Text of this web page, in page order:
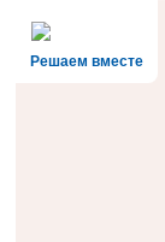
Решаем вместе